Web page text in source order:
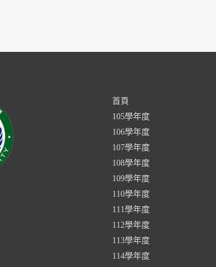
首頁
105學年度
106學年度
107學年度
108學年度
109學年度
110學年度
111學年度
112學年度
113學年度
114學年度